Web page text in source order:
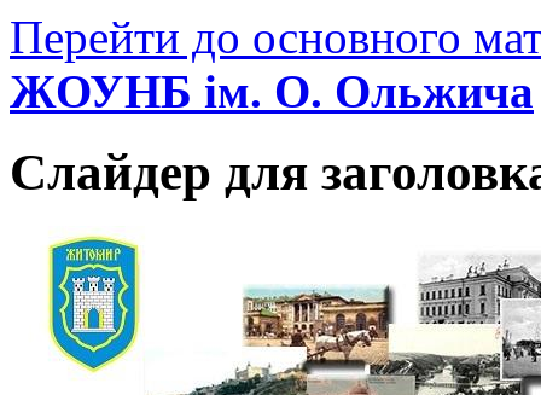
Перейти до основного
ЖОУНБ ім. О. Ольжича
Слайдер для